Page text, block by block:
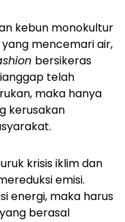
kebun monokultur
mencemari air,
bersikeras
telah
maka hanya
kerusakan
krisis iklim dan
emisi.
energi, maka harus
berasal